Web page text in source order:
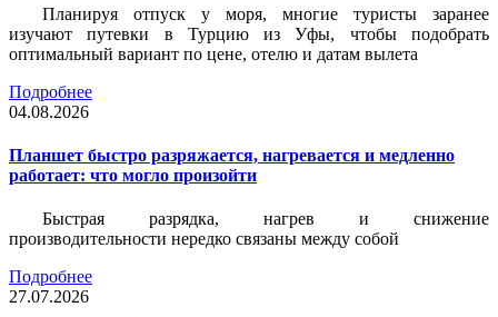
Планируя отпуск у моря, многие туристы заранее
изучают путевки в Турцию из Уфы, чтобы подобрать
оптимальный вариант по цене, отелю и датам вылета
Подробнее
04.08.2026
Планшет быстро разряжается, нагревается и медленно
работает: что могло произойти
Быстрая разрядка, нагрев и снижение
производительности нередко связаны между собой
Подробнее
27.07.2026